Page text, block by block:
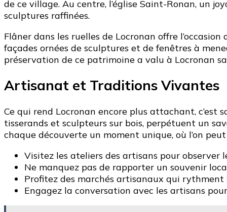
de ce village. Au centre, l’église Saint-Ronan, un
sculptures raffinées.
Flâner dans les ruelles de Locronan offre
façades ornées de sculptures et de fenêtres à
préservation de ce patrimoine a valu à Locronan
Artisanat et Traditions Vivantes
Ce qui rend Locronan encore plus attachant,
tisserands et sculpteurs sur bois, perpétuent un
chaque découverte un moment unique, où l’on
Visitez les ateliers des artisans pour observer
Ne manquez pas de rapporter un souvenir
Profitez des marchés artisanaux qui rythment
Engagez la conversation avec les artisans